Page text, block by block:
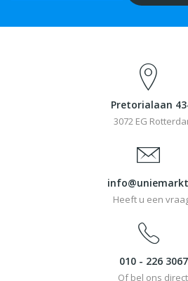
Pretorialaan
3072 EG
Heeft u een
010 - 226 3067
Of bel ons